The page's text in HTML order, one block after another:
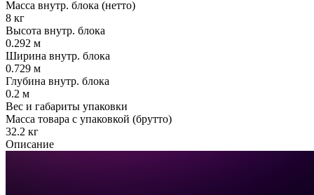
Масса внутр. блока (нетто)
8 кг
Высота внутр. блока
0.292 м
Ширина внутр. блока
0.729 м
Глубина внутр. блока
0.2 м
Вес и габариты упаковки
Масса товара с упаковкой (брутто)
32.2 кг
Описание